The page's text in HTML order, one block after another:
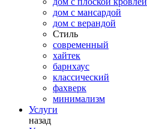
дом с мансардой
дом с верандой
Стиль
современный
хайтек
барнхаус
классический
фахверк
минимализм
Услуги
назад